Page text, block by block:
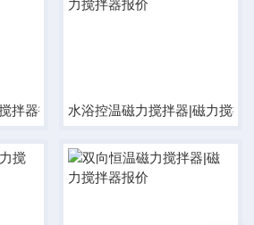
拌器报价 水浴控温磁力搅拌器|磁力搅拌